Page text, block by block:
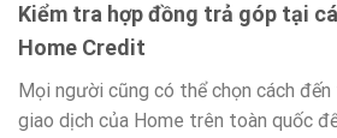
Kiểm tra hợp đồng trả góp tại
Home Credit
Mọi người cũng có thể chọn cách
giao dịch của Home trên toàn quốc